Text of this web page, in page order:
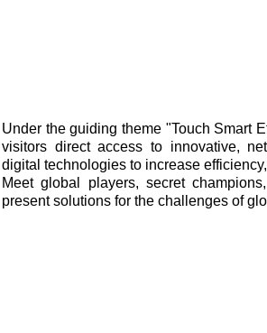
блоки
управления
Under the guiding theme "Touch Smart
visitors direct access to innovative,
digital technologies to increase
Meet global players, secret
present solutions for the challenges of